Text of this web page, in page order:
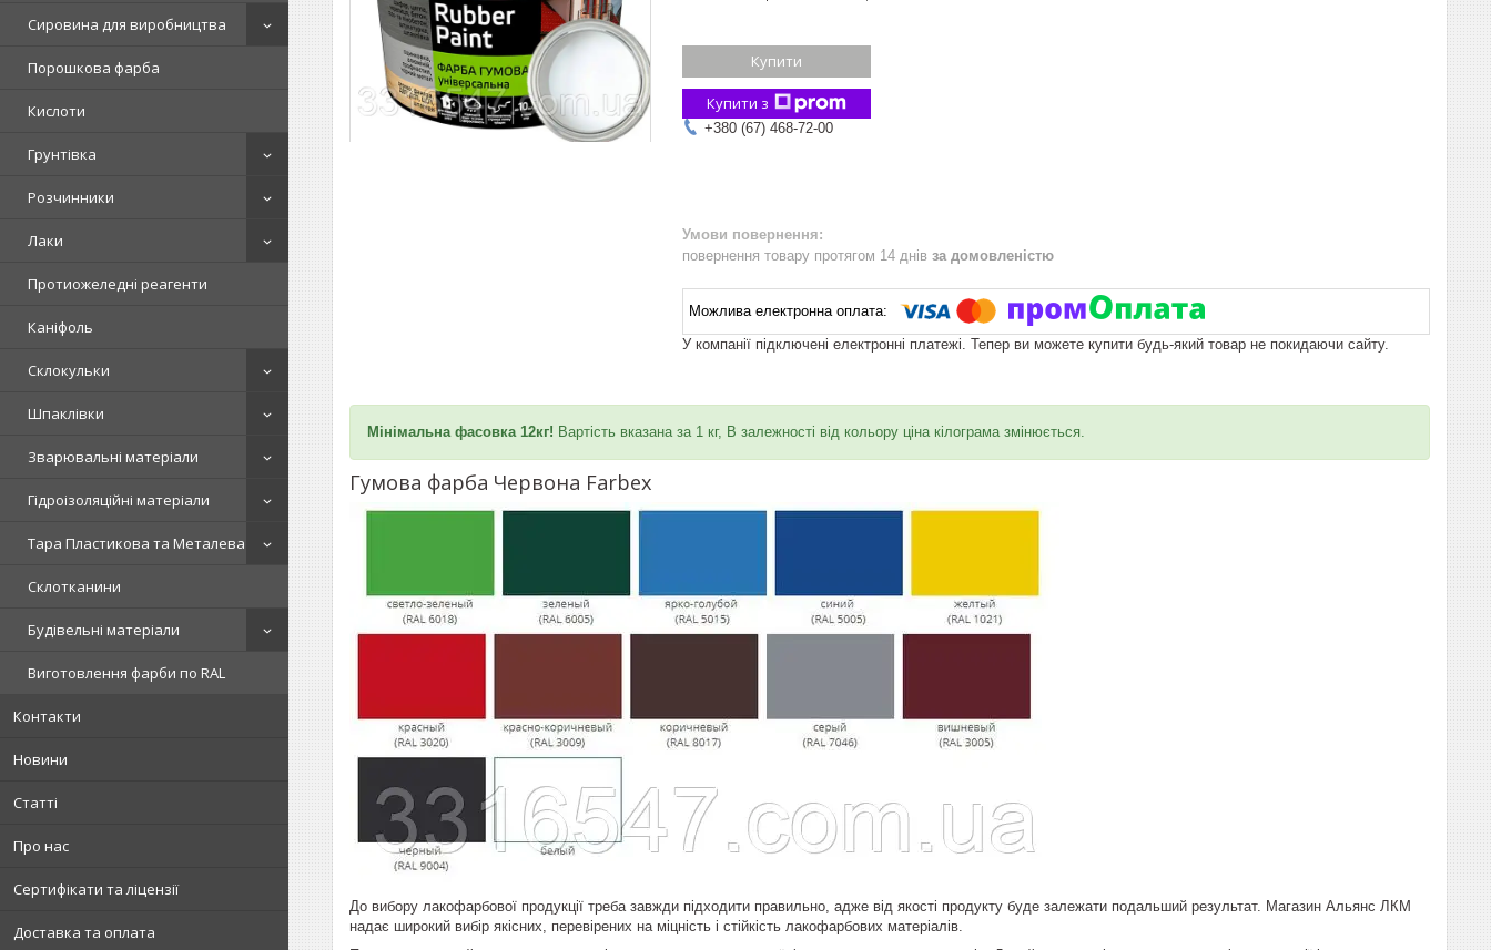
Сировина для виробництва
Порошкова фарба
Кислоти
Грунтівка
Розчинники
Лаки
Протиожеледні реагенти
Каніфоль
Склокульки
Шпаклівки
Зварювальні матеріали
Гідроізоляційні матеріали
Тара Пластикова та Металева
Склотканини
Будівельні матеріали
Виготовлення фарби по RAL
Контакти
Новини
Статті
Про нас
Сертифікати та ліцензії
Доставка та оплата
Купити
Купити з
+380 (67) 468-72-00
повернення товару протягом 14 днів за домовленістю
У компанії підключені електронні платежі. Тепер ви можете купити будь-який товар не покидаючи сайту.
Мінімальна фасовка 12кг! Вартість вказана за 1 кг, В залежності від кольору ціна кілограма змінюється.
Гумова фарба Червона Farbex
До вибору лакофарбової продукції треба завжди підходити правильно, адже від якості продукту буде залежати подальший результат. Магазин Альянс ЛКМ
надає широкий вибір якісних, перевірених на міцність і стійкість лакофарбових матеріалів.